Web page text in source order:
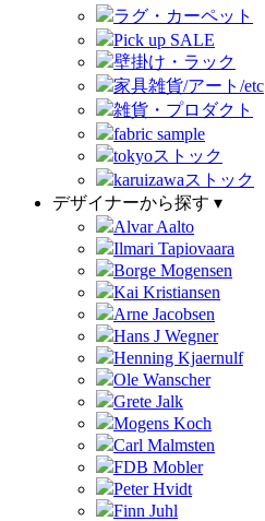
ラグ・カーペット
Pick up SALE
壁掛け・ラック
家具雑貨/アート/etc
雑貨・プロダクト
fabric sample
tokyoストック
karuizawaストック
デザイナーから探す ▾
Alvar Aalto
Ilmari Tapiovaara
Borge Mogensen
Kai Kristiansen
Arne Jacobsen
Hans J Wegner
Henning Kjaernulf
Ole Wanscher
Grete Jalk
Mogens Koch
Carl Malmsten
FDB Mobler
Peter Hvidt
Finn Juhl